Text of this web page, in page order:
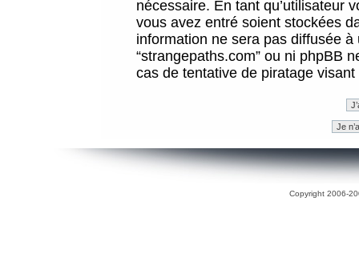
nécessaire. En tant qu’utilisateur
vous avez entré soient stockées
information ne sera pas diffusée
“strangepaths.com” ou ni phpBB
cas de tentative de piratage
Copyright 2006-